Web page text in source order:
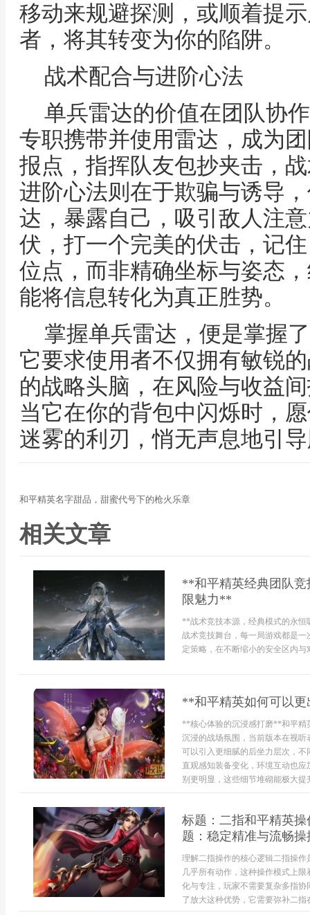
移动来规避探测，或顺着提
者，将其转变为你的陷阱。
战术配合与进阶心法
单兵雷达的价值在团队协
专职携带并使用雷达，成为
报点，指挥队友包抄夹击，
进阶心法则在于欺骗与诱导
达，暴露自己，吸引敌人注
伏，打一个完美的伏击，记
位点，而非精确坐标与姿态
能将信息转化为真正胜势。
掌握单兵雷达，便是掌握
它要求使用者不仅拥有敏锐
的战略头脑，在风险与收益
当它在你的背包中闪烁时，
迷雾的利刃，悄无声息地引
和平精英名字甜品，甜蜜代号下的枪火乐章
相关文章
**和平精英经典团队
限魅力**
**战术竞技本源，经典模式的永
战术竞技舞台，每一局游戏都是
定策略，在不断缩小的安全区内
**和平精英如何可以
**核心体验的沉浸感打磨**和平精
沉浸的战场氛围，当前版本在视
可以引入更细腻的后坐力层次，
直观感知装备变化，环境互动也
别更明显，这些细节堆砌能极大提
标题：二指和平精英
题：稳定精准与流畅
理解二指操作的核心逻辑二指操
几乎所有动作，这种操作模式上
化与专注，玩家不需要复杂多指
了放大这种优势，它需要弥补二